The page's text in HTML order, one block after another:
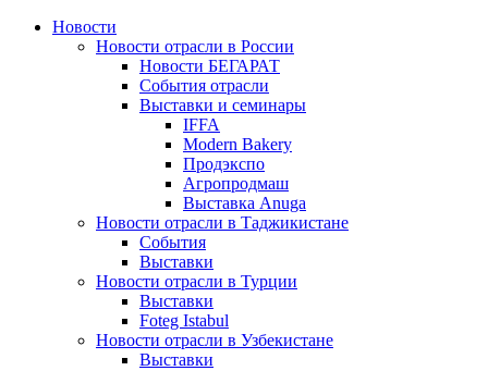
Новости
Новости отрасли в России
Новости БЕГАРАТ
События отрасли
Выставки и семинары
IFFA
Modern Bakery
Продэкспо
Агропродмаш
Выставка Anuga
Новости отрасли в Таджикистане
События
Выставки
Новости отрасли в Турции
Выставки
Foteg Istabul
Новости отрасли в Узбекистане
Выставки